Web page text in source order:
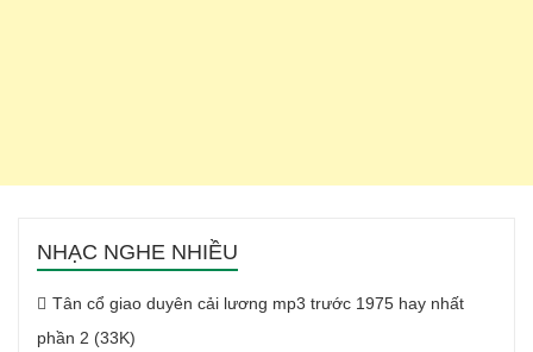
NHẠC NGHE NHIỀU
Tân cổ giao duyên cải lương mp3 trước 1975 hay nhất
phần 2 (33K)